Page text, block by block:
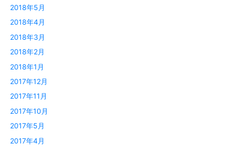
2018年5月
2018年4月
2018年3月
2018年2月
2018年1月
2017年12月
2017年11月
2017年10月
2017年5月
2017年4月